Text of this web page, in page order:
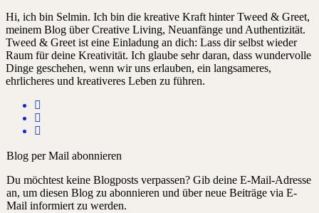
Hi, ich bin Selmin. Ich bin die kreative Kraft hinter Tweed & Greet,
meinem Blog über Creative Living, Neuanfänge und Authentizität.
Tweed & Greet ist eine Einladung an dich: Lass dir selbst wieder
Raum für deine Kreativität. Ich glaube sehr daran, dass wundervolle
Dinge geschehen, wenn wir uns erlauben, ein langsameres,
ehrlicheres und kreativeres Leben zu führen.
Blog per Mail abonnieren
Du möchtest keine Blogposts verpassen? Gib deine E-Mail-Adresse
an, um diesen Blog zu abonnieren und über neue Beiträge via E-
Mail informiert zu werden.